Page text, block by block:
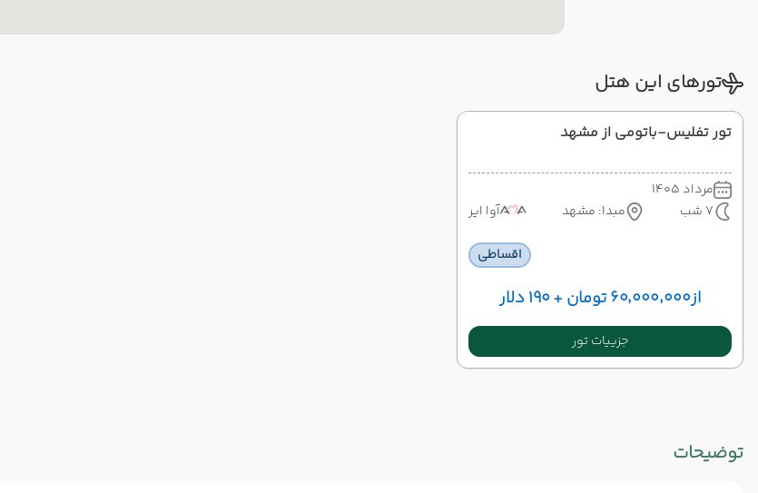
تورهای این هتل
تور تفلیس-باتومی از مشهد
مرداد 1405
7 شب
مبدا: مشهد آوا ایر
اقساطی
از۶۰٬۰۰۰٬۰۰۰ تومان + ۱۹۰ دلار
جزییات تور
توضیحات